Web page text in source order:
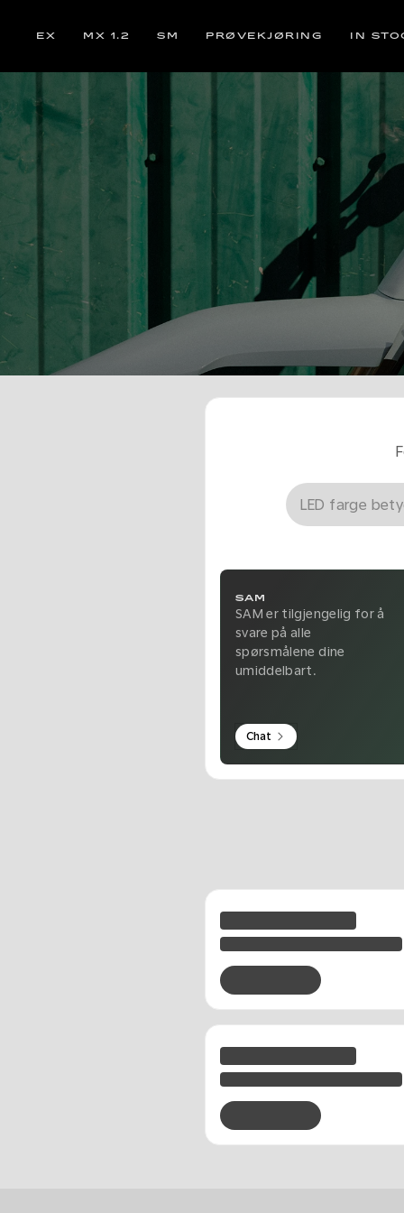
EX MX 1.2 SM PRØVEKJØRING IN
SAM
SAM er tilgjengelig for å
svare på alle
spørsmålene dine
umiddelbart.
Chat